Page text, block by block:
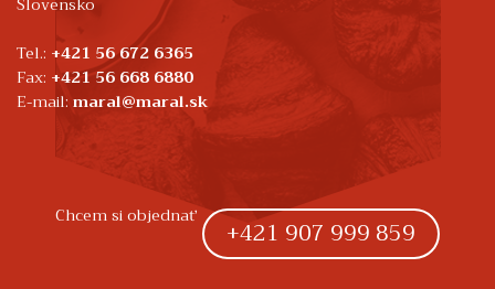
Tel.: +421 56 672 6365
Fax: +421 56 668 6880
E-mail:maral@maral.sk
Chcem si objednať +421 907 999 859